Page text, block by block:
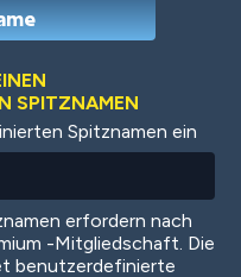
SPITZNAMEN
Spitznamen ein
erfordern nach
-Mitgliedschaft. Die
benutzerdefinierte